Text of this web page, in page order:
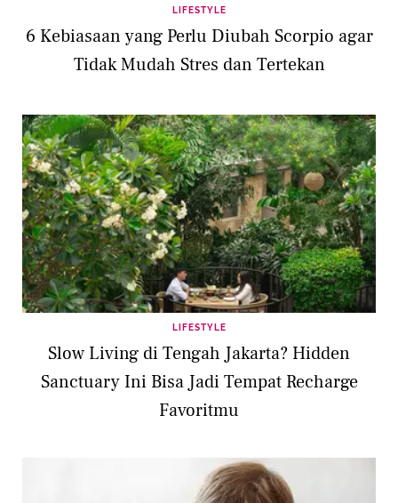
LIFESTYLE
6 Kebiasaan yang Perlu Diubah Scorpio agar
Tidak Mudah Stres dan Tertekan
LIFESTYLE
Slow Living di Tengah Jakarta? Hidden
Sanctuary Ini Bisa Jadi Tempat Recharge
Favoritmu